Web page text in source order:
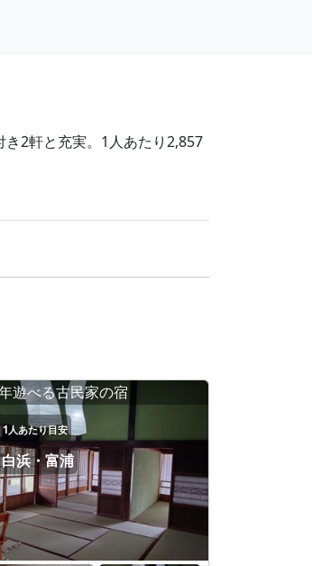
2軒と充実。1人あたり2,857
遊べる古民家の宿
1人あたり目安
浜・富浦